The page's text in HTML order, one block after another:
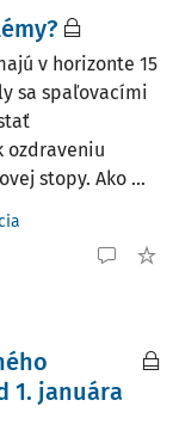
v horizonte 15
sa spaľovacími
ozdraveniu
stopy. Ako ...
1. januára